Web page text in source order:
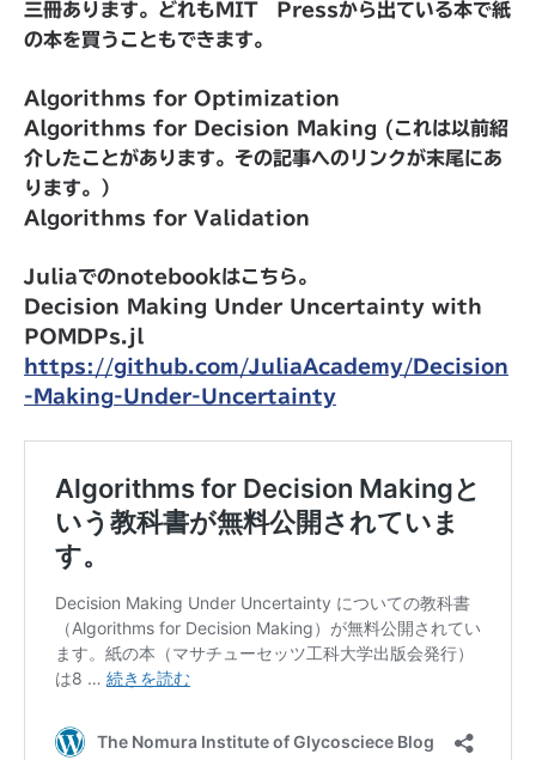
三冊あります。どれもMIT Pressから出ている本で紙
の本を買うこともできます。
Algorithms for Optimization
Algorithms for Decision Making (これは以前紹
介したことがあります。その記事へのリンクが末尾にあ
ります。）
Algorithms for Validation
Juliaでのnotebookはこちら。
Decision Making Under Uncertainty with
POMDPs.jl
https://github.com/JuliaAcademy/Decision
-Making-Under-Uncertainty